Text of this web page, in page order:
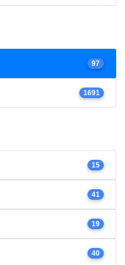
97
1691
15
41
19
40